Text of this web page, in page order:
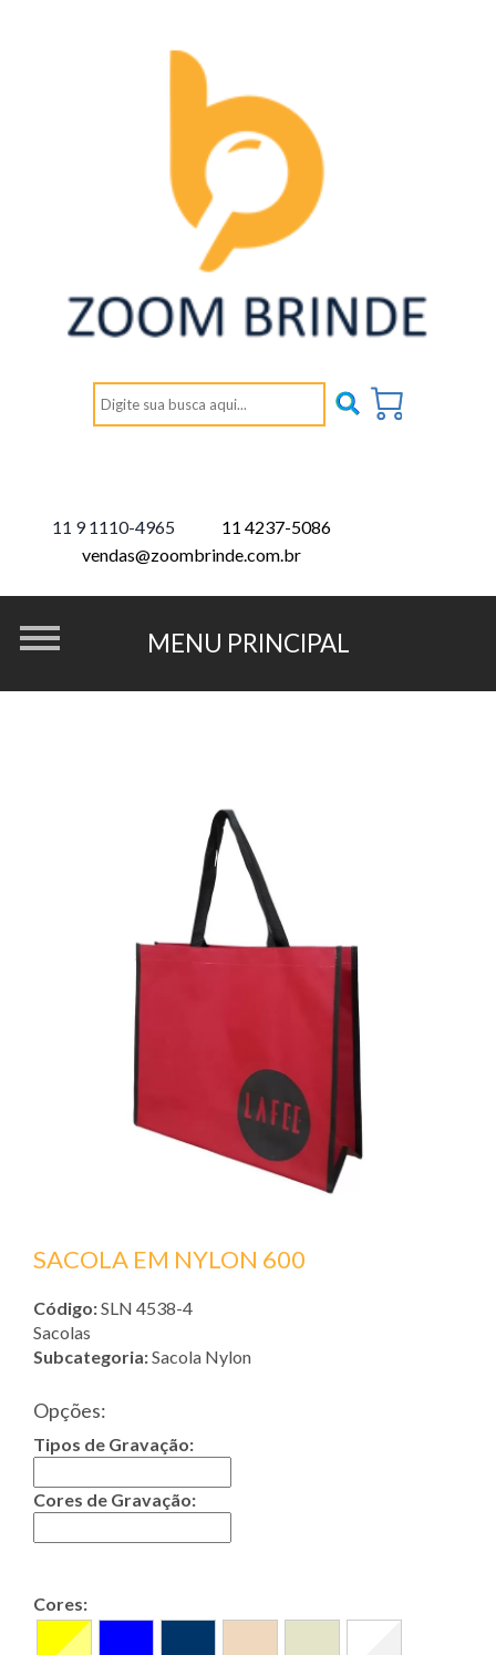
11 9 1110-4965
11 4237-5086
vendas@zoombrinde.com.br
SACOLA EM NYLON 600
Código:SLN 4538-4
Sacolas
Subcategoria:Sacola Nylon
Opções:
Tipos de Gravação:
Cores de Gravação:
Cores: